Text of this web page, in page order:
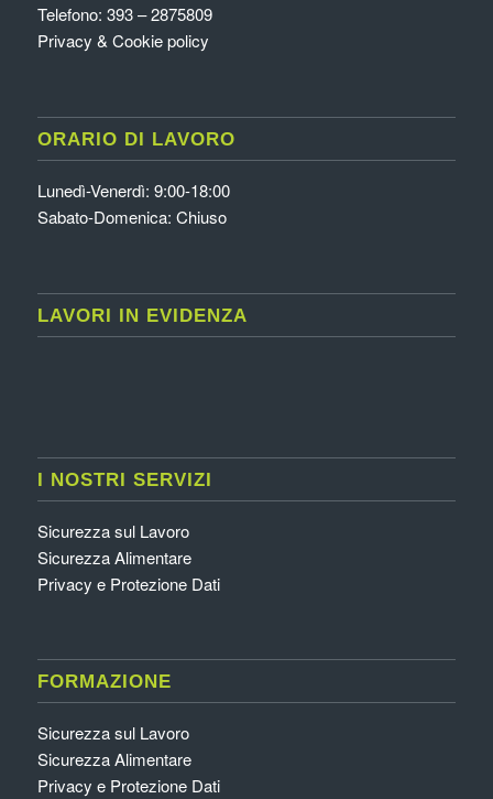
Telefono: 393 – 2875809
Privacy & Cookie policy
ORARIO DI LAVORO
Lunedì-Venerdì: 9:00-18:00
Sabato-Domenica: Chiuso
LAVORI IN EVIDENZA
I NOSTRI SERVIZI
Sicurezza sul Lavoro
Sicurezza Alimentare
Privacy e Protezione Dati
FORMAZIONE
Sicurezza sul Lavoro
Sicurezza Alimentare
Privacy e Protezione Dati